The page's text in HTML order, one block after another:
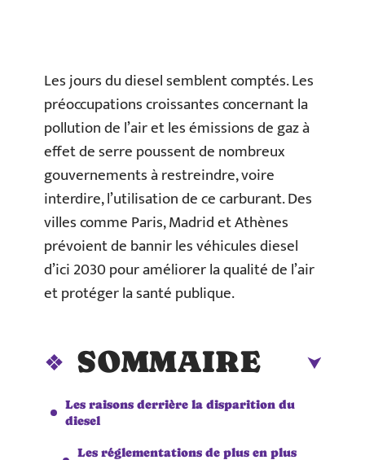
Les jours du diesel semblent comptés. Les
préoccupations croissantes concernant la
pollution de l’air et les émissions de gaz à
effet de serre poussent de nombreux
gouvernements à restreindre, voire
interdire, l’utilisation de ce carburant. Des
villes comme Paris, Madrid et Athènes
prévoient de bannir les véhicules diesel
d’ici 2030 pour améliorer la qualité de l’air
et protéger la santé publique.
SOMMAIRE
Les raisons derrière la disparition du
diesel
Les réglementations de plus en plus